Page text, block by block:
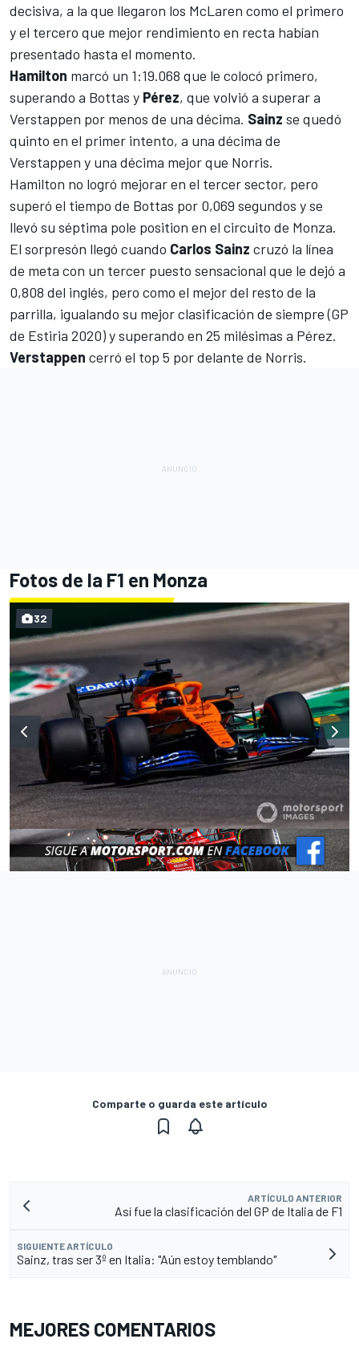
decisiva, a la que llegaron los McLaren como el primero
y el tercero que mejor rendimiento en recta habían
presentado hasta el momento.
Hamilton marcó un 1:19.068 que le colocó primero,
superando a Bottas y Pérez, que volvió a superar a
Verstappen por menos de una décima. Sainz se quedó
quinto en el primer intento, a una décima de
Verstappen y una décima mejor que Norris.
Hamilton no logró mejorar en el tercer sector, pero
superó el tiempo de Bottas por 0,069 segundos y se
llevó su séptima pole position en el circuito de Monza.
El sorpresón llegó cuando Carlos Sainz cruzó la línea
de meta con un tercer puesto sensacional que le dejó a
0,808 del inglés, pero como el mejor del resto de la
parrilla, igualando su mejor clasificación de siempre (GP
de Estiria 2020) y superando en 25 milésimas a Pérez.
Verstappen cerró el top 5 por delante de Norris.
Fotos de la F1 en Monza
32
Comparte o guarda este artículo
ARTÍCULO ANTERIOR
Así fue la clasificación del GP de Italia de F1
SIGUIENTE ARTÍCULO
Sainz, tras ser 3º en Italia: "Aún estoy temblando"
MEJORES COMENTARIOS